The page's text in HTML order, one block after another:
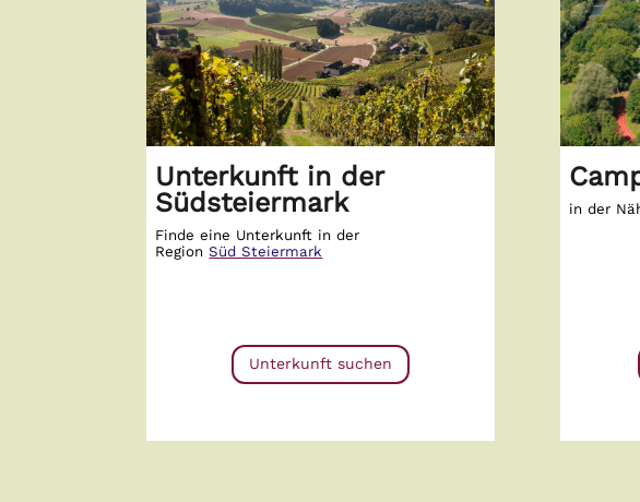
Unterkunft in der
Südsteiermark
Finde eine Unterkunft in der
RegionSüd Steiermark
in der
Unterkunft suchen